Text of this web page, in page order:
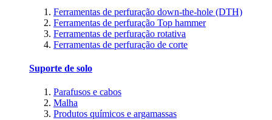
Ferramentas de perfuração down-the-hole (DTH)
Ferramentas de perfuração Top hammer
Ferramentas de perfuração rotativa
Ferramentas de perfuração de corte
Suporte de solo
Parafusos e cabos
Malha
Produtos químicos e argamassas